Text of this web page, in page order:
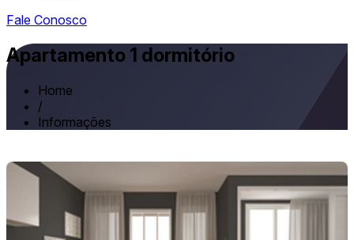
Fale Conosco
Apartamento 1 dormitório
Home
/
Informações